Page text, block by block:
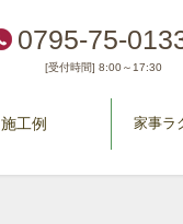
0795-75-
[受付時間] 8:00～17:30
施工例 家事ラ